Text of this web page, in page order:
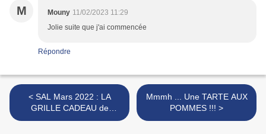
M Mouny 11/02/2023 11:29
Jolie suite que j'ai commencée
Répondre
< SAL Mars 2022 : LA
GRILLE CADEAU de
Maryline
Mmmh ... Une TARTE AUX
POMMES !!! >